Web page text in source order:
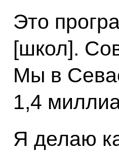
Это
[школ].
Мы в
1,4
Я делаю